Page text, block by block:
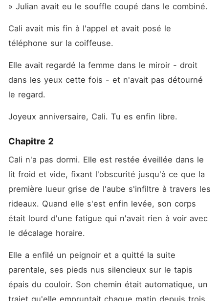
» Julian avait eu le souffle coupé dans le combiné.
Cali avait mis fin à l'appel et avait posé le
téléphone sur la coiffeuse.
Elle avait regardé la femme dans le miroir - droit
dans les yeux cette fois - et n'avait pas détourné
le regard.
Joyeux anniversaire, Cali. Tu es enfin libre.
Chapitre 2
Cali n'a pas dormi. Elle est restée éveillée dans le
lit froid et vide, fixant l'obscurité jusqu'à ce que la
première lueur grise de l'aube s'infiltre à travers les
rideaux. Quand elle s'est enfin levée, son corps
était lourd d'une fatigue qui n'avait rien à voir avec
le décalage horaire.
Elle a enfilé un peignoir et a quitté la suite
parentale, ses pieds nus silencieux sur le tapis
épais du couloir. Son chemin était automatique, un
trajet qu'elle empruntait chaque matin depuis trois